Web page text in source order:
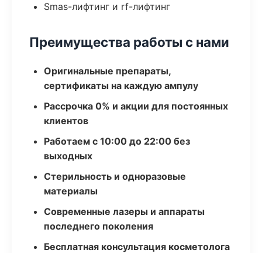
Smas-лифтинг и rf-лифтинг
Преимущества работы с нами
Оригинальные препараты,
сертификаты на каждую ампулу
Рассрочка 0% и акции для постоянных
клиентов
Работаем с 10:00 до 22:00 без
выходных
Стерильность и одноразовые
материалы
Современные лазеры и аппараты
последнего поколения
Бесплатная консультация косметолога